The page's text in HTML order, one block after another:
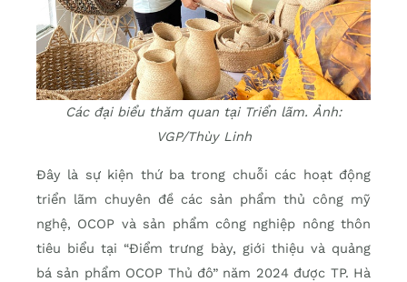
Các đại biểu thăm quan tại Triển lãm. Ảnh:
VGP/Thùy Linh
Đây là sự kiện thứ ba trong chuỗi các hoạt động
triển lãm chuyên đề các sản phẩm thủ công mỹ
nghệ, OCOP và sản phẩm công nghiệp nông thôn
tiêu biểu tại “Điểm trưng bày, giới thiệu và quảng
bá sản phẩm OCOP Thủ đô” năm 2024 được TP. Hà